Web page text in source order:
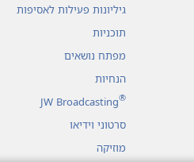
גיליונות פעילות לאסיפות
תוכניות
מפתח נושאים
הנחיות
®
JW Broadcasting
סרטוני וידיאו
מוזיקה